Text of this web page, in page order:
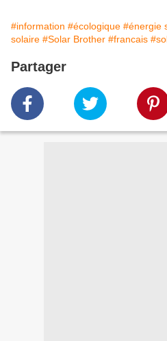
#information #écologique #énergie
solaire #Solar Brother #francais
Partager